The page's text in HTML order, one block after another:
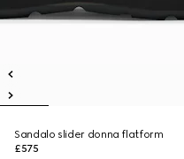
Sandalo slider donna flatform
£575